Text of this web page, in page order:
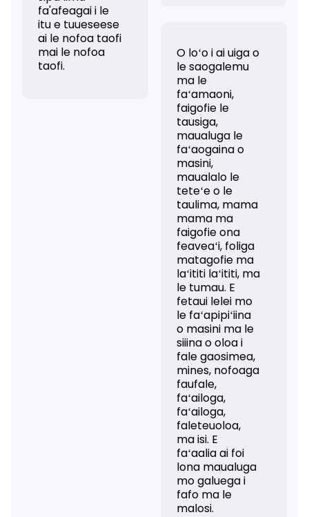
fa'afeagai i le
itu e tuueseese
ai le nofoa taofi
mai le nofoa
taofi.
O loʻo i ai uiga o
le saogalemu
ma le
faʻamaoni,
faigofie le
tausiga,
maualuga le
faʻaogaina o
masini,
maualalo le
teteʻe o le
taulima, mama
mama ma
faigofie ona
feaveaʻi, foliga
matagofie ma
laʻititi laʻititi, ma
le tumau. E
fetaui lelei mo
le faʻapipiʻiina
o masini ma le
siiina o oloa i
fale gaosimea,
mines, nofoaga
faufale,
faʻailoga,
faʻailoga,
faleteuoloa,
ma isi. E
faʻaalia ai foi
lona maualuga
mo galuega i
fafo ma le
malosi.